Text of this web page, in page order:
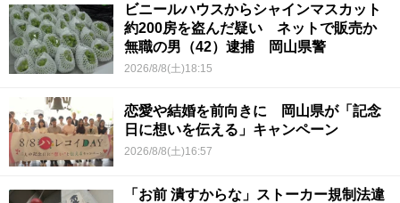
ビニールハウスからシャインマスカット
約200房を盗んだ疑い ネットで販売か
無職の男（42）逮捕 岡山県警
2026/8/8(土)18:15
恋愛や結婚を前向きに 岡山県が「記念
日に想いを伝える」キャンペーン
2026/8/8(土)16:57
「お前 潰すからな」ストーカー規制法違